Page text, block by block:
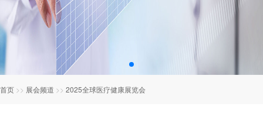
首页 >> 展会频道 >> 2025全球医疗健康展览会